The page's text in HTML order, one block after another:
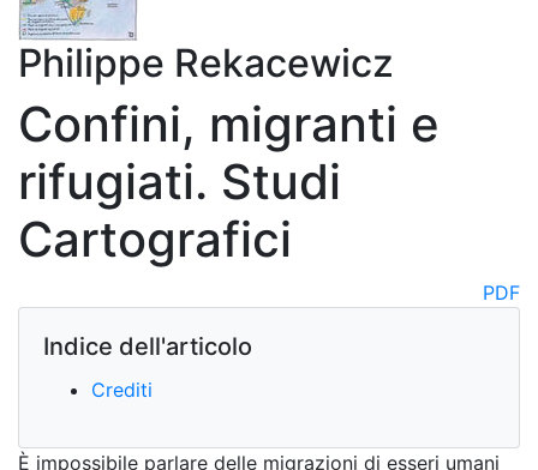
Philippe Rekacewicz
Confini, migranti e
rifugiati. Studi
Cartografici
PDF
Indice dell'articolo
Crediti
È impossibile parlare delle migrazioni di esseri umani